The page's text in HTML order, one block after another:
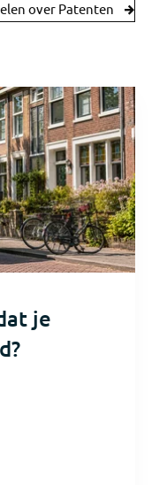
over Patenten
je